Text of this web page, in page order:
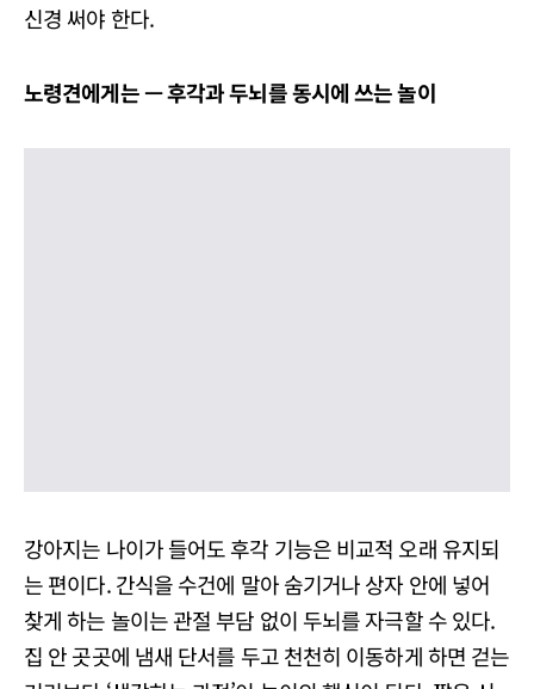
신경 써야 한다.
노령견에게는 —후각과두뇌를동시에쓰는놀이
강아지는 나이가 들어도 후각 기능은 비교적 오래 유지되
는 편이다. 간식을 수건에 말아 숨기거나 상자 안에 넣어
찾게 하는 놀이는 관절 부담 없이 두뇌를 자극할 수 있다.
집 안 곳곳에 냄새 단서를 두고 천천히 이동하게 하면 걷는